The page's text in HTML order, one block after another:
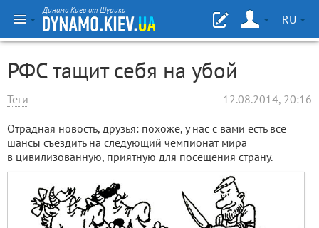
Динамо Киев от Шурика
RU
РФС тащит себя на убой
Теги 12.08.2014, 20:16
Отрадная новость, друзья: похоже, у нас с вами есть все
шансы съездить на следующий чемпионат мира
в цивилизованную, приятную для посещения страну.